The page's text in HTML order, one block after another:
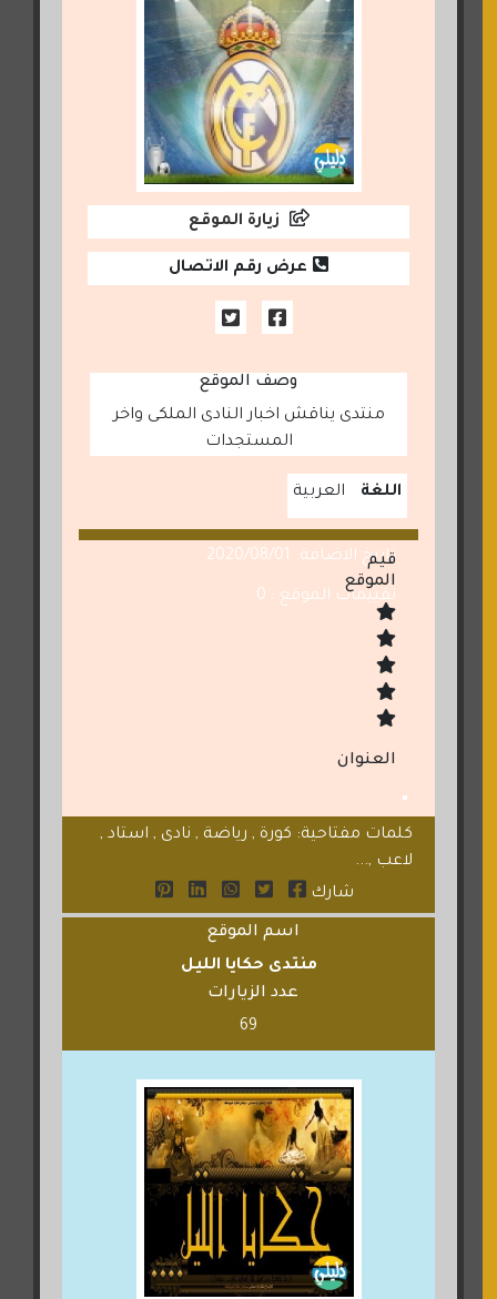
زيارة الموقع
عرض رقم الاتصال
وصف الموقع
منتدى يناقش اخبار النادى الملكى واخر
المستجدات
اللغة العربية
تاريخ الاضافة: 2020/08/01
تقييمات الموقع : 0
قيم
الموقع
العنوان
كلمات مفتاحية: كورة , رياضة , نادى , استاد ,
لاعب ,...
شارك
اسم الموقع
منتدى حكايا الليل
عدد الزيارات
69